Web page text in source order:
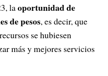
laoportunidad de
de pesos, es decir, que
se hubiesen
más y mejores servicios